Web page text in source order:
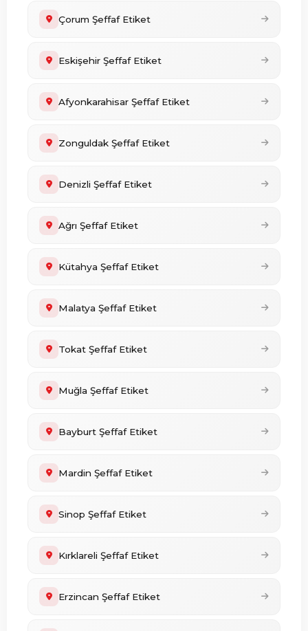
Çorum Şeffaf Etiket
Eskişehir Şeffaf Etiket
Afyonkarahisar Şeffaf Etiket
Zonguldak Şeffaf Etiket
Denizli Şeffaf Etiket
Ağrı Şeffaf Etiket
Kütahya Şeffaf Etiket
Malatya Şeffaf Etiket
Tokat Şeffaf Etiket
Muğla Şeffaf Etiket
Bayburt Şeffaf Etiket
Mardin Şeffaf Etiket
Sinop Şeffaf Etiket
Kırklareli Şeffaf Etiket
Erzincan Şeffaf Etiket